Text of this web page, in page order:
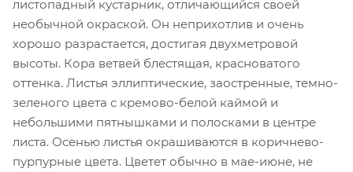
листопадный кустарник, отличающийся своей
необычной окраской. Он неприхотлив и очень
хорошо разрастается, достигая двухметровой
высоты. Кора ветвей блестящая, красноватого
оттенка. Листья эллиптические, заостренные, темно-
зеленого цвета с кремово-белой каймой и
небольшими пятнышками и полосками в центре
листа. Осенью листья окрашиваются в коричнево-
пурпурные цвета. Цветет обычно в мае-июне, не